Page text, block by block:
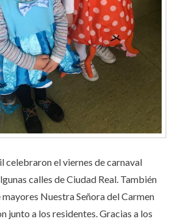
celebraron el viernes de carnaval
calles de Ciudad Real. También
Nuestra Señora del Carmen
junto a los residentes. Gracias a los